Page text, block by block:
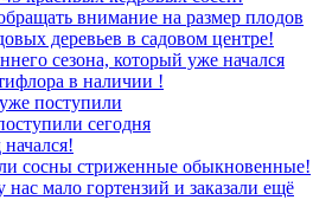
внимание на размер плодов
деревьев в садовом центре!
сезона, который уже начался
в наличии !
поступили
сегодня
сосны стриженные обыкновенные!
мало гортензий и заказали ещё